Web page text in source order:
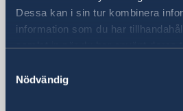
Dessa kan i sin tur kombinera
information som du har
samlat in när du har använt deras
Nödvändig
Trafiksäkerhet
utomlands. För vissa länder
ytterligare villkor.
Sveriges ambassad